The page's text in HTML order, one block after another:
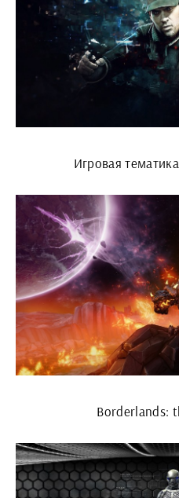
Игровая
Borderlands: